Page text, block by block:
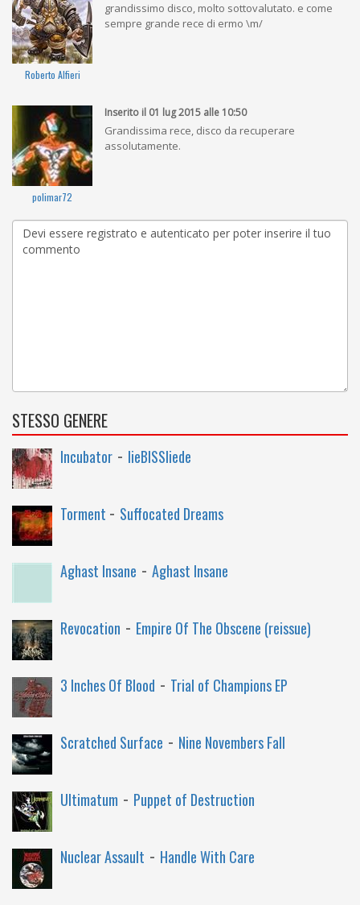
Roberto Alfieri
grandissimo disco, molto sottovalutato. e come
sempre grande rece di ermo \m/
polimar72
Inserito il 01 lug 2015 alle 10:50
Grandissima rece, disco da recuperare
assolutamente.
STESSO GENERE
Incubator - lieBISSliede
Torment - Suffocated Dreams
Aghast Insane - Aghast Insane
Revocation - Empire Of The Obscene (reissue)
3 Inches Of Blood - Trial of Champions EP
Scratched Surface - Nine Novembers Fall
Ultimatum - Puppet of Destruction
Nuclear Assault - Handle With Care